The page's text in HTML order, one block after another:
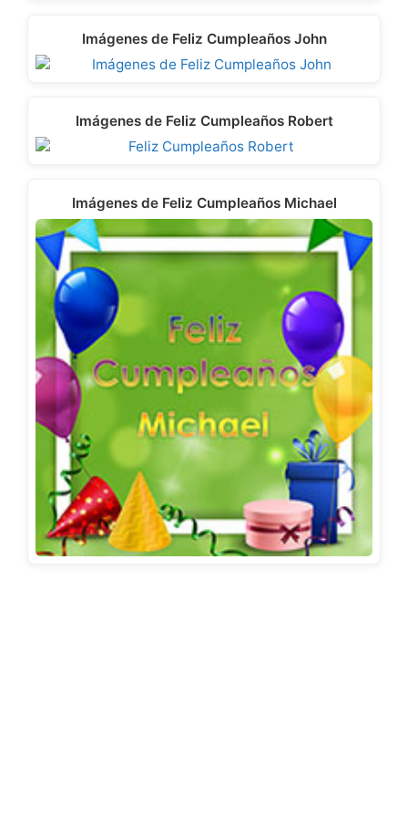
Imágenes de Feliz Cumpleaños John
Imágenes de Feliz Cumpleaños Robert
Imágenes de Feliz Cumpleaños Michael